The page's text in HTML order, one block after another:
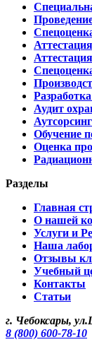
Аудит
Обучение
Оценка
Разделы
Главная
О нашей
Услуги и
Наша
Отзывы
Учебный
Контакты
Статьи
г. Чебоксары,
8 (800) 600-78-10